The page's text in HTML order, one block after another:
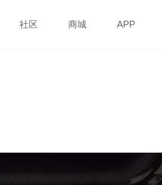
社区 商城 APP